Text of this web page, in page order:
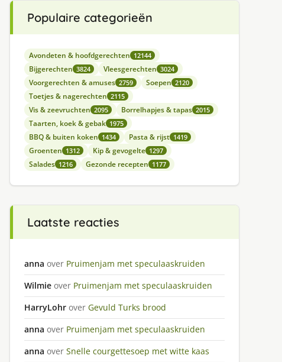
Populaire categorieën
Avondeten & hoofdgerechten 12144
Bijgerechten 3824 Vleesgerechten 3024
Voorgerechten & amuses 2759 Soepen 2120
Toetjes & nagerechten 2115
Vis & zeevruchten 2095 Borrelhapjes & tapas 2015
Taarten, koek & gebak 1975
BBQ & buiten koken 1434 Pasta & rijst 1419
Groenten 1312 Kip & gevogelte 1297
Salades 1216 Gezonde recepten 1177
Laatste reacties
anna over Pruimenjam met speculaaskruiden
Wilmie over Pruimenjam met speculaaskruiden
HarryLohr over Gevuld Turks brood
anna over Pruimenjam met speculaaskruiden
anna over Snelle courgettesoep met witte kaas